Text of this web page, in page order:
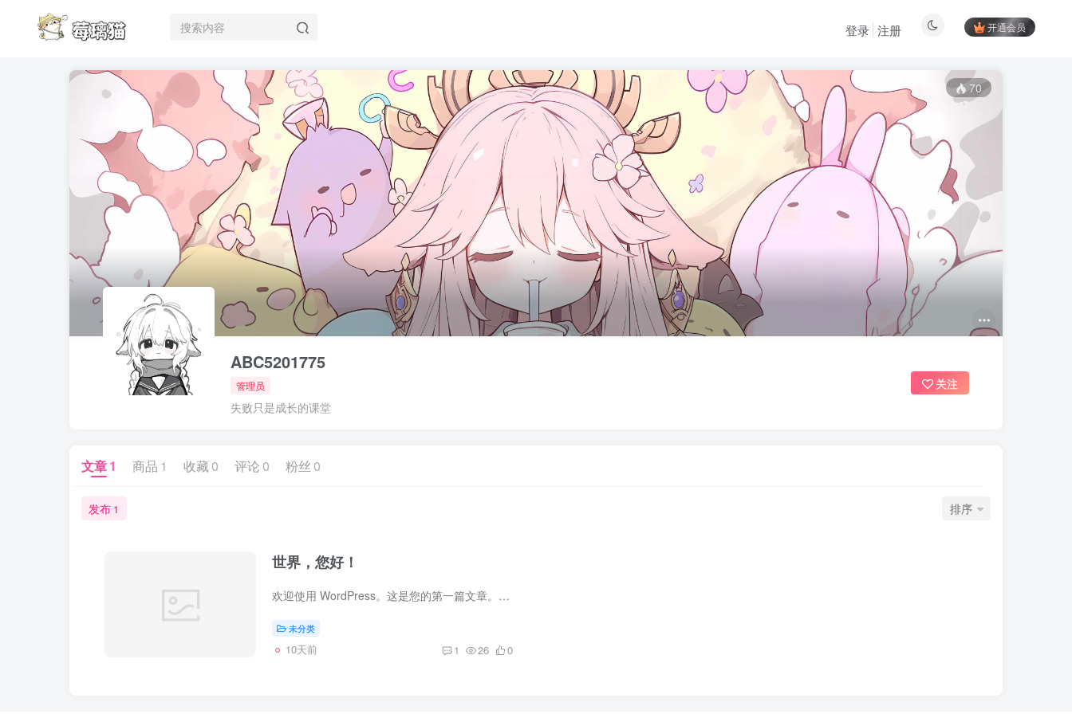
开通会员
登录 注册
70
ABC5201775
管理员
失败只是成长的课堂
关注
文章1 商品 1 收藏 0 评论 0 粉丝 0
发布 1 排序
世界，您好！
欢迎使用 WordPress。这是您的第一篇文章。编辑或删除它，然后开始写作吧！
未分类
10天前 1 26 0